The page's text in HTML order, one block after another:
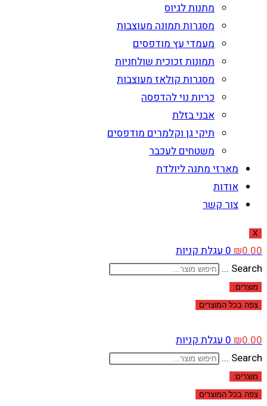
מתנות לגיוס
מסגרות תמונה מעוצבות
מעמדי עץ מודפסים
תמונות זכוכית שולחניות
מסגרות קולאז מעוצבות
כריות נוי להדפסה
אבני בזלת
תיקי גן וקלמרים מודפסים
משטחים לעכבר
מארזי מתנה ליולדת
אודות
צור קשר
X
₪0.00
0עגלת קניות
Search ...
מוצרים:
צפה בכל המוצרים
₪0.00
0עגלת קניות
Search ...
מוצרים:
צפה בכל המוצרים